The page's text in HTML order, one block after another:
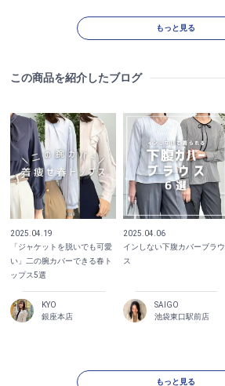
もっと見る
この商品を紹介したブログ
2025.04.19
「ジャケットを脱いでも可愛
い」二の腕カバーできる春ト
ップス5選
KYO
銀座本店
2025.04.06
インしない下腹カバーブラウ
ス
SAIGO
池袋東口駅前店
もっと見る